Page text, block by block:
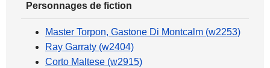
Personnages de fiction
Master Torpon, Gastone Di Montcalm (w2253)
Ray Garraty (w2404)
Corto Maltese (w2915)